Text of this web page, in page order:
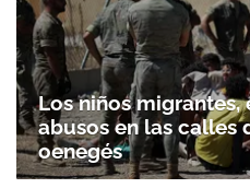
Los niños migrantes,
abusos en las calles
oenegés